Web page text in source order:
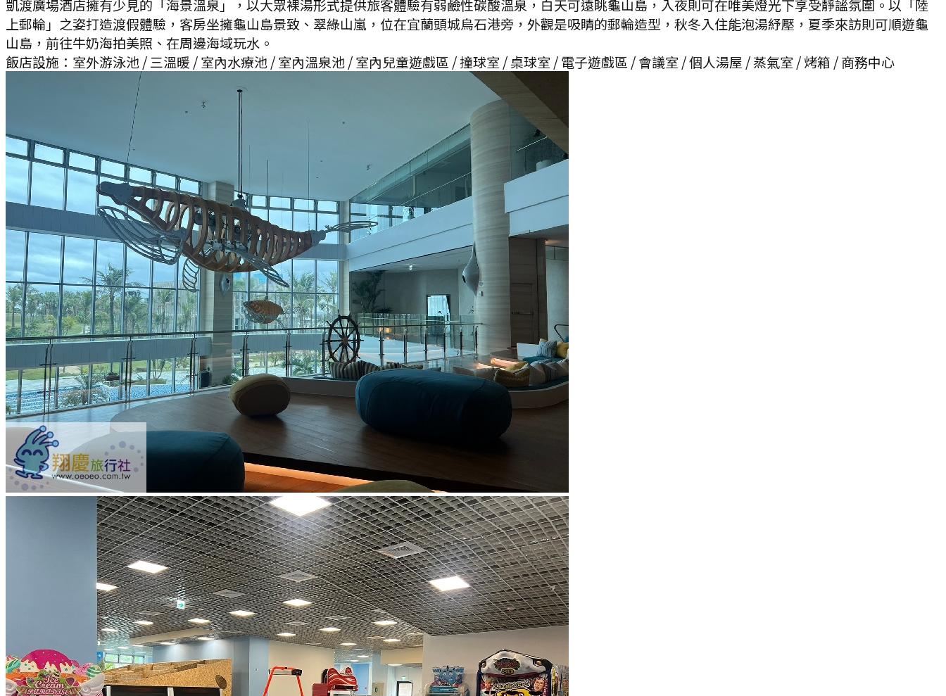
凱渡廣場酒店擁有少見的「海景溫泉」，以大眾裸湯形式提供旅客體驗有弱鹼性碳酸溫泉，白天可遠眺龜山島，入夜則可在唯美燈光下享受靜謐氛圍。以「陸
上郵輪」之姿打造渡假體驗，客房坐擁龜山島景致、翠綠山嵐，位在宜蘭頭城烏石港旁，外觀是吸睛的郵輪造型，秋冬入住能泡湯紓壓，夏季來訪則可順遊龜
山島，前往牛奶海拍美照、在周邊海域玩水。
飯店設施： 室外游泳池 / 三溫暖 / 室內水療池 / 室內溫泉池 / 室內兒童遊戲區 / 撞球室 / 桌球室 / 電子遊戲區 / 會議室 / 個人湯屋 / 蒸氣室 / 烤箱 / 商務中心